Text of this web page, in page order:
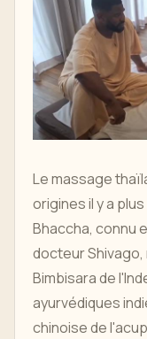
Le massage
origines il y a
Bhaccha, connu
docteur Shivago,
Bimbisara de
ayurvédiques
chinoise de